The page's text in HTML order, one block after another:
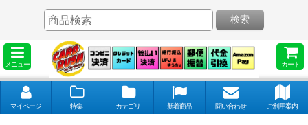
メニュー カート
検索
マイページ 特集 カテゴリ 新着商品 問い合わせ ご利用案内